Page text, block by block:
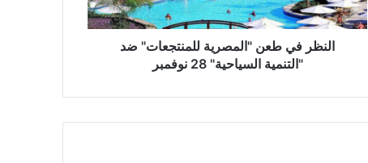
السياحية"
28
النظر في طعن "المصرية للمنتجعات" ضد
"التنمية السياحية" 28 نوفمبر